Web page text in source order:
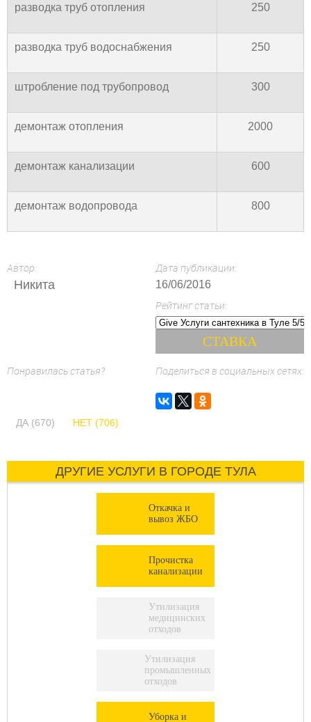
разводка труб отопления 250
разводка труб водоснабжения 250
штробление под трубопровод 300
демонтаж отопления 2000
демонтаж канализации 600
демонтаж водопровода 800
Автор:
Никита
Дата публикации:
16/06/2016
Рейтинг статьи:
Понравилась статья?
ДА (670) НЕТ (706)
Поделиться в социальных сетях:
ДРУГИЕ УСЛУГИ В ГОРОДЕ ТУЛА
Откачка и
вывоз ЖБО
Прочистка
канализации
Утилизация
медицинских
отходов
Утилизация
промышленных
отходов
Уборка и